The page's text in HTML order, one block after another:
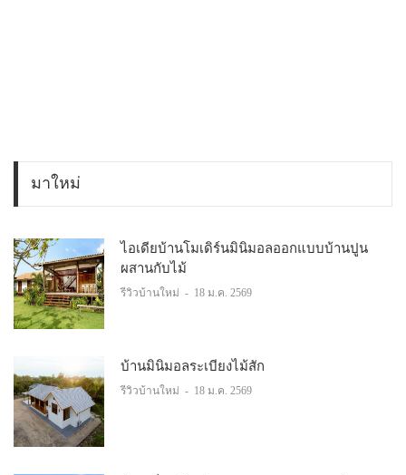
มาใหม่
ไอเดียบ้านโมเดิร์นมินิมอลออกแบบบ้านปูน
ผสานกับไม้
รีวิวบ้านใหม่ - 18 ม.ค. 2569
บ้านมินิมอลระเบียงไม้สัก
รีวิวบ้านใหม่ - 18 ม.ค. 2569